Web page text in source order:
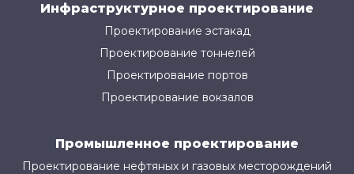
Инфраструктурное проектирование
Проектирование эстакад
Проектирование тоннелей
Проектирование портов
Проектирование вокзалов
Промышленное проектирование
Проектирование нефтяных и газовых месторождений